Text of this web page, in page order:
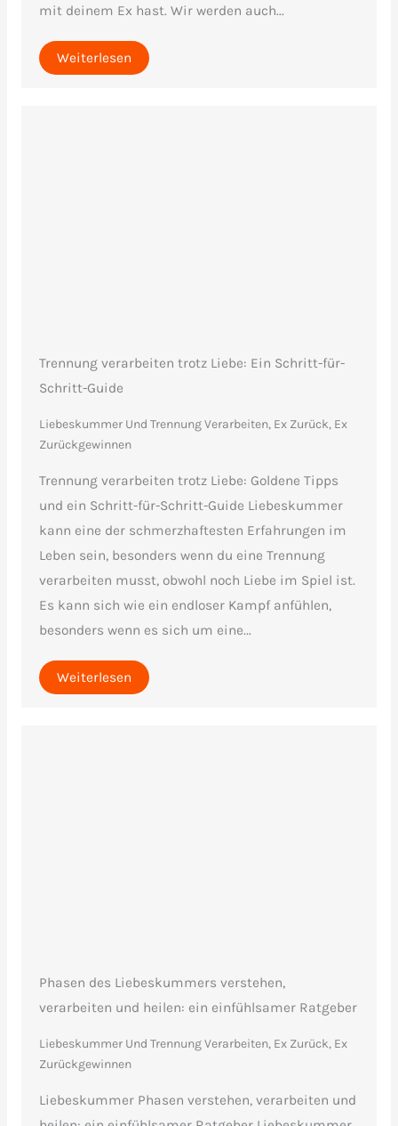
mit deinem Ex hast. Wir werden auch...
Weiterlesen
Trennung verarbeiten trotz Liebe: Ein Schritt-für-
Schritt-Guide
Liebeskummer Und Trennung Verarbeiten, Ex Zurück, Ex
Zurückgewinnen
Trennung verarbeiten trotz Liebe: Goldene Tipps
und ein Schritt-für-Schritt-Guide Liebeskummer
kann eine der schmerzhaftesten Erfahrungen im
Leben sein, besonders wenn du eine Trennung
verarbeiten musst, obwohl noch Liebe im Spiel ist.
Es kann sich wie ein endloser Kampf anfühlen,
besonders wenn es sich um eine...
Weiterlesen
Phasen des Liebeskummers verstehen,
verarbeiten und heilen: ein einfühlsamer Ratgeber
Liebeskummer Und Trennung Verarbeiten, Ex Zurück, Ex
Zurückgewinnen
Liebeskummer Phasen verstehen, verarbeiten und